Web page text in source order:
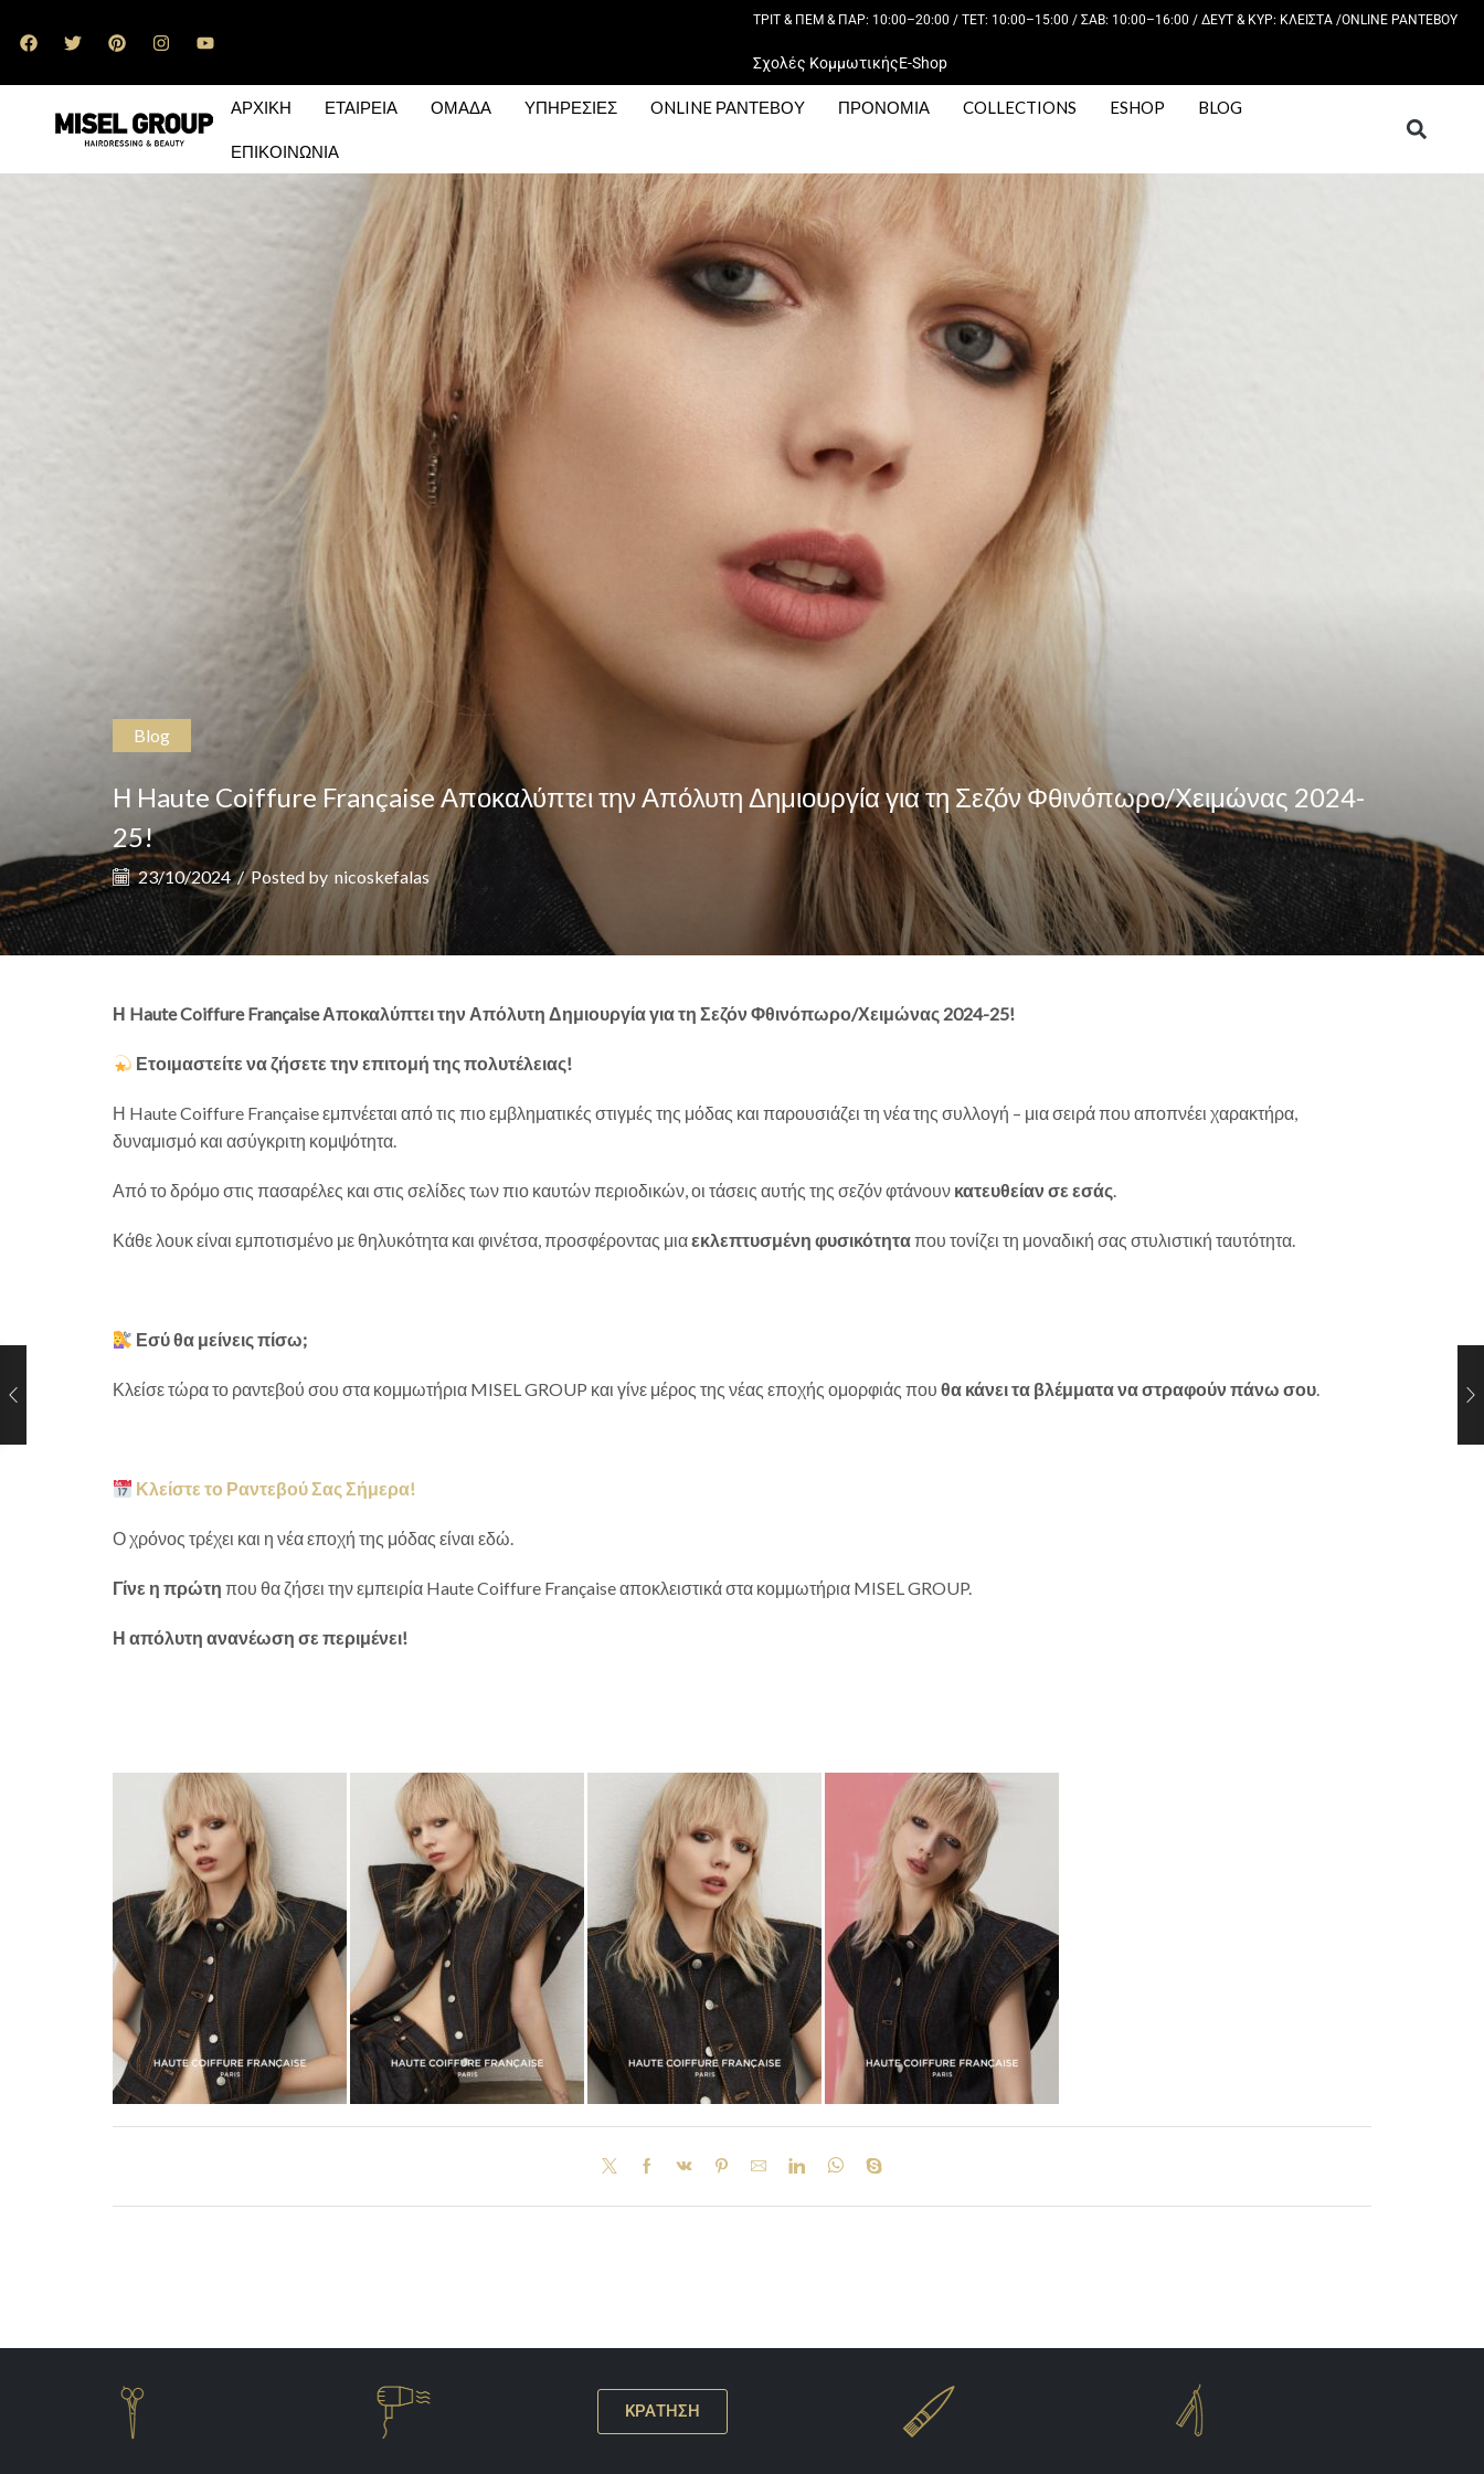
ΤΡΙΤ & ΠΕΜ & ΠΑΡ: 10:00–20:00 / ΤΕΤ: 10:00–15:00 / ΣΑΒ: 10:00–16:00 / ΔΕΥΤ & ΚΥΡ: KΛΕΙΣΤΑ /ONLINE ΡΑΝΤΕΒΟΥ
Σχολές ΚομμωτικήςE-Shop
ΑΡΧΙΚΗ ΕΤΑΙΡΕΙΑ ΟΜΑΔΑ ΥΠΗΡΕΣΙΕΣ ONLINE ΡΑΝΤΕΒΟΥ ΠΡΟΝΟΜΙΑ COLLECTIONS ESHOP BLOG
ΕΠΙΚΟΙΝΩΝΙΑ
Blog
Η Haute Coiffure Française Αποκαλύπτει την Απόλυτη Δημιουργία για τη Σεζόν Φθινόπωρο/Χειμώνας 2024-
25!
23/10/2024 / Posted by nicoskefalas
Η Haute Coiffure Française Αποκαλύπτει την Απόλυτη Δημιουργία για τη Σεζόν Φθινόπωρο/Χειμώνας 2024-25!
Ετοιμαστείτε να ζήσετε την επιτομή της πολυτέλειας!
Η Haute Coiffure Française εμπνέεται από τις πιο εμβληματικές στιγμές της μόδας και παρουσιάζει τη νέα της συλλογή – μια σειρά που αποπνέει χαρακτήρα,
δυναμισμό και ασύγκριτη κομψότητα.
Από το δρόμο στις πασαρέλες και στις σελίδες των πιο καυτών περιοδικών, οι τάσεις αυτής της σεζόν φτάνουν κατευθείαν σε εσάς.
Κάθε λουκ είναι εμποτισμένο με θηλυκότητα και φινέτσα, προσφέροντας μιαεκλεπτυσμένη φυσικότηταπου τονίζει τη μοναδική σας στυλιστική ταυτότητα.
Εσύ θα μείνεις πίσω;
Κλείσε τώρα το ραντεβού σου στα κομμωτήρια MISEL GROUP και γίνε μέρος της νέας εποχής ομορφιάς που θα κάνει τα βλέμματα να στραφούν πάνω σου.
Κλείστε το Ραντεβού Σας Σήμερα!
Ο χρόνος τρέχει και η νέα εποχή της μόδας είναι εδώ.
Γίνε η πρώτη που θα ζήσει την εμπειρία Haute Coiffure Française αποκλειστικά στα κομμωτήρια MISEL GROUP.
Η απόλυτη ανανέωση σε περιμένει!
ΚΡΑΤΗΣΗ